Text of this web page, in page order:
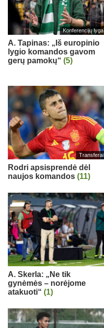
Konferencijų lyga
A. Tapinas: „Iš europinio
lygio komandos gavom
gerų pamokų“ (5)
Transferai
Rodri apsisprendė dėl
naujos komandos (11)
A. Skerla: „Ne tik
gynėmės – norėjome
atakuoti“ (1)